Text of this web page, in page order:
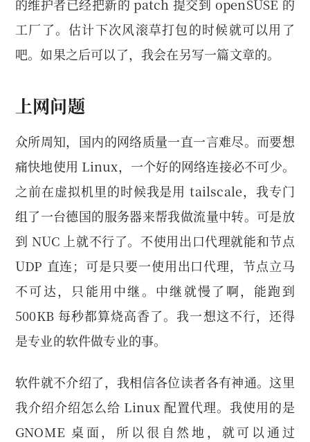
的维护者已经把新的 patch 提交到 openSUSE 的
工厂了。估计下次风滚草打包的时候就可以用了
吧。如果之后可以了，我会在另写一篇文章的。
上网问题
众所周知，国内的网络质量一直一言难尽。而要想
痛快地使用 Linux，一个好的网络连接必不可少。
之前在虚拟机里的时候我是用 tailscale，我专门
组了一台德国的服务器来帮我做流量中转。可是放
到 NUC 上就不行了。不使用出口代理就能和节点
UDP 直连；可是只要一使用出口代理，节点立马
不可达，只能用中继。中继就慢了啊，能跑到
500KB 每秒都算烧高香了。我一想这不行，还得
是专业的软件做专业的事。
软件就不介绍了，我相信各位读者各有神通。这里
我介绍介绍怎么给 Linux 配置代理。我使用的是
GNOME 桌面，所以很自然地，就可以通过